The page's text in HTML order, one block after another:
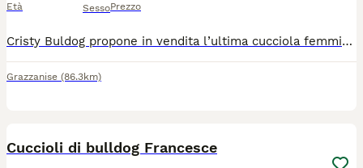
Età SessoPrezzo
Cristy Buldog propone in vendita l’ultima cucciola femmina colore sablè. La cucciola viene ceduta con ciclo vaccinale completo, libretto sanitario microchip e iscrizione all’anagrafe canina. Genitori testati per le principali patologie di razza. No perditempo Prezzo affare
Grazzanise (86.3km)
Cuccioli di bulldog Francesce